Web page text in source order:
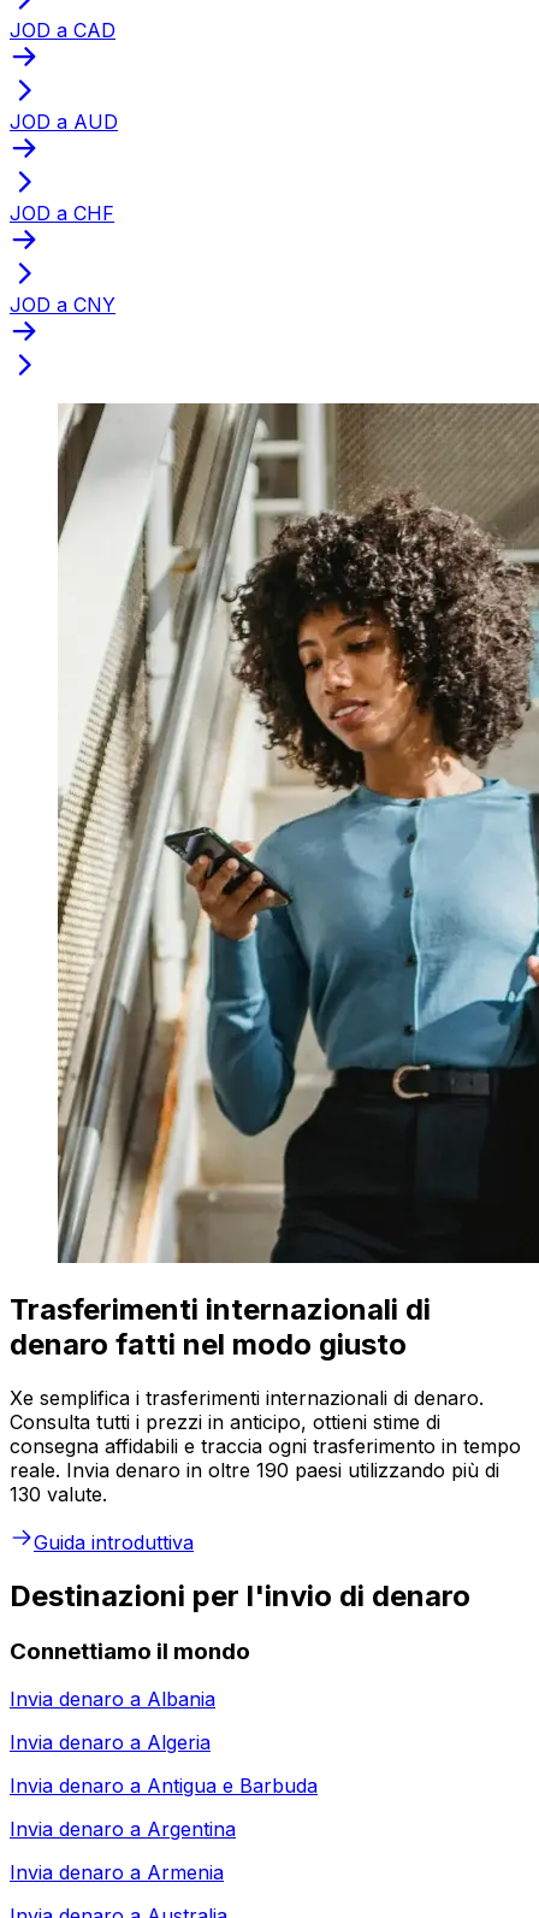
JOD a CAD
JOD a AUD
JOD a CHF
JOD a CNY
Trasferimenti internazionali di
denaro fatti nel modo giusto
Xe semplifica i trasferimenti internazionali di denaro.
Consulta tutti i prezzi in anticipo, ottieni stime di
consegna affidabili e traccia ogni trasferimento in tempo
reale. Invia denaro in oltre 190 paesi utilizzando più di
130 valute.
Guida introduttiva
Destinazioni per l'invio di denaro
Connettiamo il mondo
Invia denaro a Albania
Invia denaro a Algeria
Invia denaro a Antigua e Barbuda
Invia denaro a Argentina
Invia denaro a Armenia